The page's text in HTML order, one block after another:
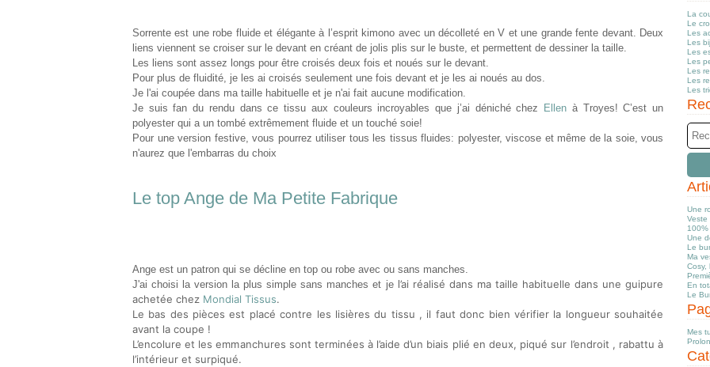
Sorrente est une robe fluide et élégante à l’esprit kimono avec un décolleté en V et une grande fente devant. Deux
liens viennent se croiser sur le devant en créant de jolis plis sur le buste, et permettent de dessiner la taille.
Les liens sont assez longs pour être croisés deux fois et noués sur le devant.
Pour plus de fluidité, je les ai croisés seulement une fois devant et je les ai noués au dos.
Je l'ai coupée dans ma taille habituelle et je n'ai fait aucune modification.
Je suis fan du rendu dans ce tissu aux couleurs incroyables que j’ai déniché chez
Ellen à Troyes! C’est un
polyester qui a un tombé extrêmement fluide et un touché soie!
Pour une version festive, vous pourrez utiliser tous les tissus fluides: polyester, viscose et même de la soie, vous
n'aurez que l'embarras du choix
Le top Ange de Ma Petite Fabrique
Ange est un patron qui se décline en top ou robe avec ou sans manches.
J'ai choisi la version la plus simple sans manches et je l ’ai réalisé dans ma taille habituelle dans une guipure
achetée chez Mondial Tissus.
Le bas des pièces est placé contre les lisières du tissu , il faut donc bien vérifier la longueur souhaitée
avant la coupe !
L’encolure et les emmanchures sont terminées à l’aide d’un biais plié en deux, piqué sur l’endroit , rabattu à
l’intérieur et surpiqué.
La
Le
Les
Les
Les
Les
Les
Les
Les
Une
Veste
Une
Le
Ma
Cosy,
En
Le
Mes